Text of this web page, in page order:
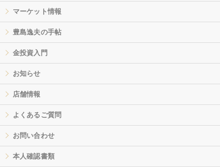
マーケット情報
豊島逸夫の手帖
金投資入門
お知らせ
店舗情報
よくあるご質問
お問い合わせ
本人確認書類